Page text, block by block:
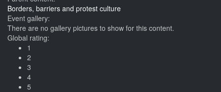
Borders, barriers and protest culture
Event gallery:
There are no gallery pictures to show for this content.
Global rating:
1
2
3
4
5